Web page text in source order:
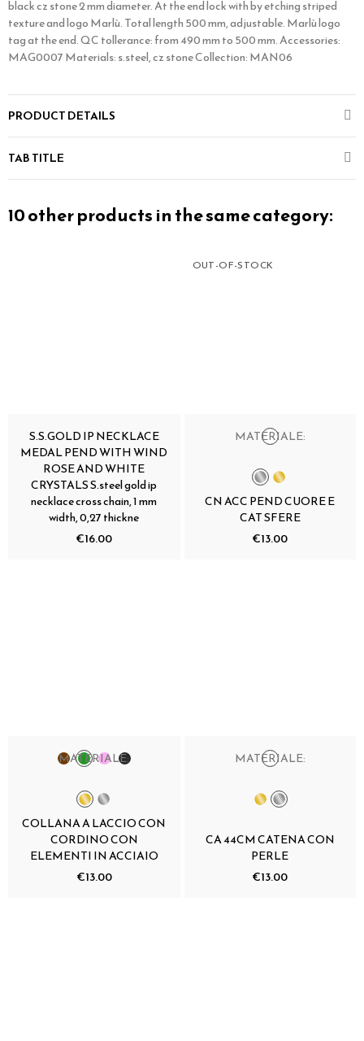
black cz stone 2 mm diameter. At the end lock with by etching striped
texture and logo Marlù. Total length 500 mm, adjustable. Marlù logo
tag at the end. QC tollerance: from 490 mm to 500 mm. Accessories:
MAG0007 Materials: s.steel, cz stone Collection: MAN06
PRODUCT DETAILS
TAB TITLE
10 other products in the same category:
S.S.GOLD IP NECKLACE
MEDAL PEND WITH WIND
ROSE AND WHITE
CRYSTALS S.steel gold ip
necklace cross chain, 1 mm
width, 0,27 thickne
€16.00
OUT-OF-STOCK
MATERIALE:
CN ACC PEND CUORE E
CAT SFERE
€13.00
MATERIALE:
COLLANA A LACCIO CON
CORDINO CON
ELEMENTI IN ACCIAIO
€13.00
MATERIALE:
CA 44CM CATENA CON
PERLE
€13.00